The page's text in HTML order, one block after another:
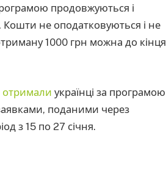
продовжуються і
Кошти не оподатковуються і не
1000 грн можна до кінця
отримали українці за програмою
поданими через
з 15 по 27 січня.